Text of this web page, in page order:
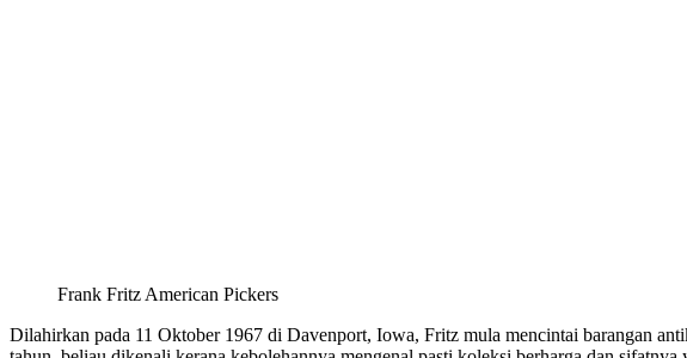
Frank Fritz American Pickers
Dilahirkan pada 11 Oktober 1967 di Davenport, Iowa, Fritz mula mencintai barangan